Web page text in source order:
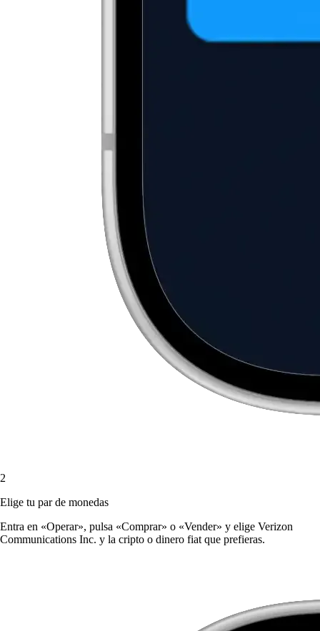
2
Elige tu par de monedas
Entra en «Operar», pulsa «Comprar» o «Vender» y elige Verizon
Communications Inc. y la cripto o dinero fiat que prefieras.